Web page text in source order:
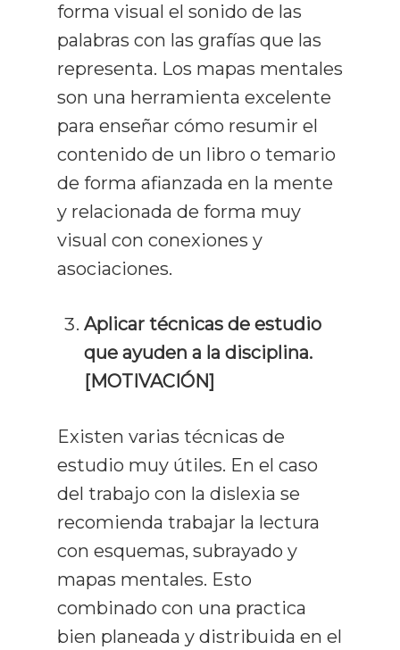
forma visual el sonido de las
palabras con las grafías que las
representa. Los mapas mentales
son una herramienta excelente
para enseñar cómo resumir el
contenido de un libro o temario
de forma afianzada en la mente
y relacionada de forma muy
visual con conexiones y
asociaciones.
Aplicar técnicas de estudio
que ayuden a la disciplina.
[MOTIVACIÓN]
Existen varias técnicas de
estudio muy útiles. En el caso
del trabajo con la dislexia se
recomienda trabajar la lectura
con esquemas, subrayado y
mapas mentales. Esto
combinado con una practica
bien planeada y distribuida en el